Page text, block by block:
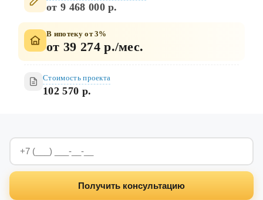
от 9 468 000 р.
В ипотеку от 3%
от 39 274 р./мес.
Стоимость проекта
102 570 р.
Получить консультацию